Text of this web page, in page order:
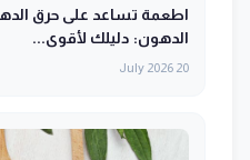
اطعمة تساعد على حرق
الدهون: دليلك لأقوى...
20 July 2026